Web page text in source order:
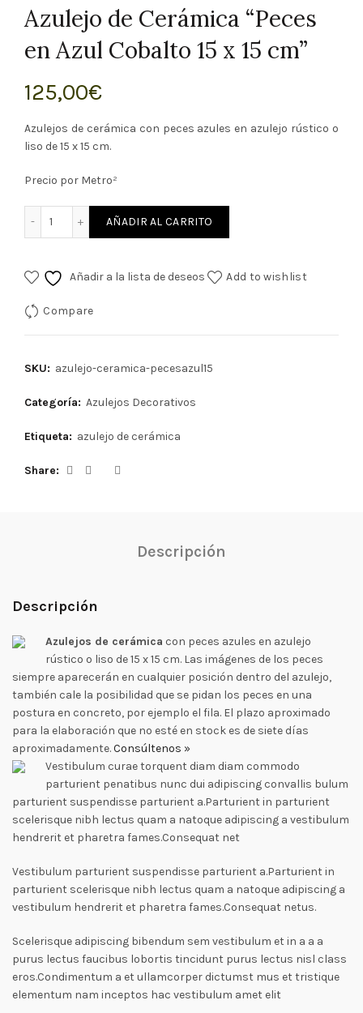
Azulejo de Cerámica “Peces
en Azul Cobalto 15 x 15 cm”
125,00€
Azulejos de cerámica con peces azules en azulejo rústico o
liso de 15 x 15 cm.
Precio por Metro²
Azulejo de Cerámica "Peces en Azul Cobalto 15 x 15 cm"
AÑADIR AL CARRITO
Añadir a la lista de deseos Add to wishlist
Compare
SKU: azulejo-ceramica-pecesazul15
Categoría: Azulejos Decorativos
Etiqueta: azulejo de cerámica
Share
Descripción
Descripción
Azulejos de cerámica con peces azules en azulejo
rústico o liso de 15 x 15 cm. Las imágenes de los peces
siempre aparecerán en cualquier posición dentro del azulejo,
también cale la posibilidad que se pidan los peces en una
postura en concreto, por ejemplo el fila. El plazo aproximado
para la elaboración que no esté en stock es de siete días
aproximadamente.Consúltenos »
Vestibulum curae torquent diam diam commodo
parturient penatibus nunc dui adipiscing convallis bulum
parturient suspendisse parturient a.Parturient in parturient
scelerisque nibh lectus quam a natoque adipiscing a vestibulum
hendrerit et pharetra fames.Consequat net
Vestibulum parturient suspendisse parturient a.Parturient in
parturient scelerisque nibh lectus quam a natoque adipiscing a
vestibulum hendrerit et pharetra fames.Consequat netus.
Scelerisque adipiscing bibendum sem vestibulum et in a a a
purus lectus faucibus lobortis tincidunt purus lectus nisl class
eros.Condimentum a et ullamcorper dictumst mus et tristique
elementum nam inceptos hac vestibulum amet elit